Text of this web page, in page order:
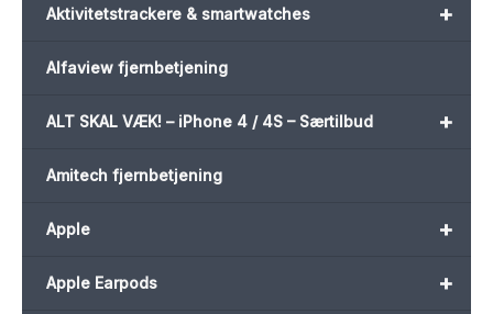
+
Aktivitetstrackere & smartwatches
Alfaview fjernbetjening
+
ALT SKAL VÆK! – iPhone 4 / 4S – Særtilbud
Amitech fjernbetjening
+
Apple
+
Apple Earpods